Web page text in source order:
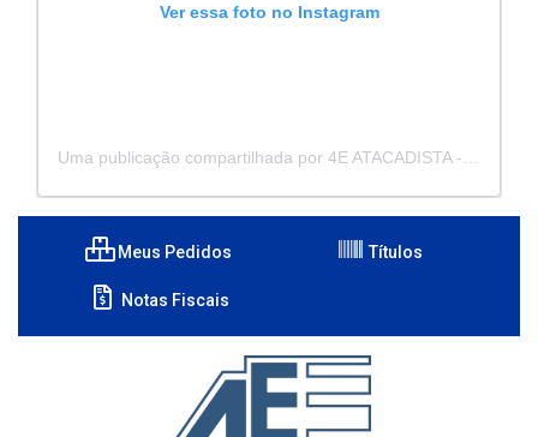
Ver essa foto no Instagram
Meus Pedidos Títulos
Notas Fiscais